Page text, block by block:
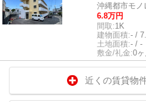
沖縄都市モノ
6.8万円
間取:1K
建物面積:- /
土地面積:- / -
敷金/礼金:0ヶ
近くの賃貸物